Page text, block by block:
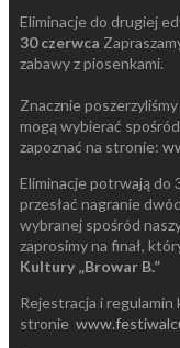
Eliminacje do drugiej
30 czerwca
zabawy z piosenkami.
Znacznie
mogą wybierać
zapoznać na stronie:
Eliminacje potrwają do
przesłać nagranie
wybranej spośród
zaprosimy na finał,
Kultury „Browar B.”
Rejestracja i regulamin
stronie